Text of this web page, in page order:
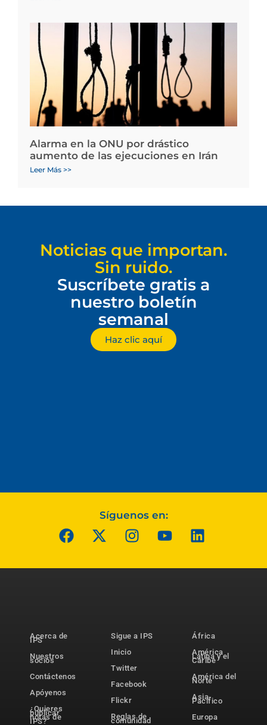
Alarma en la ONU por drástico
aumento de las ejecuciones en Irán
Leer Más >>
Noticias que importan.
Sin ruido.
Suscríbete gratis a
nuestro boletín
semanal
Haz clic aquí
Síguenos en:
Acerca de
IPS
Nuestros
socios
Contáctenos
Apóyenos
¿Quieres
publicar
notas de
IPS?
Sigue a IPS
Inicio
Twitter
Facebook
Flickr
Reglas de
comunidad
África
América
Latina y el
Caribe
América del
Norte
Asia-
Pacífico
Europa